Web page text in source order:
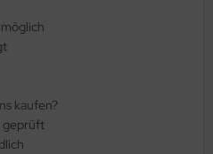
kaufen?
geprüft